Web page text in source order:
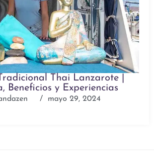
Thai Lanzarote |
Beneficios y Experiencias
/ mayo 29, 2024